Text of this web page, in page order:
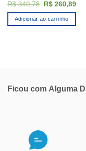
R$340,78
O
original
era:
R$260,89O
Adicionar ao carrinho
Ficou com Alguma